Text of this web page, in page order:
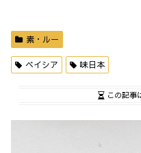
素・ルー
ベイシア 味日本
この記事